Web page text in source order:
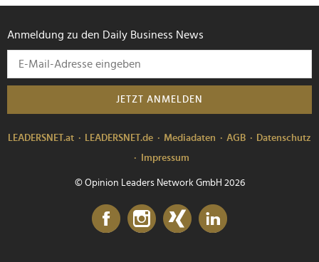
Anmeldung zu den Daily Business News
JETZT ANMELDEN
LEADERSNET.at LEADERSNET.de Mediadaten AGB
Datenschutz
Impressum
© Opinion Leaders Network GmbH 2026